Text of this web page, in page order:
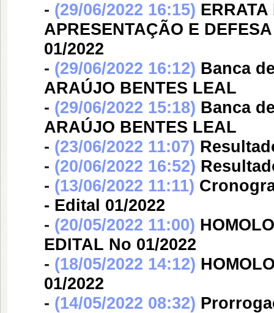
- (29/06/2022 16:15) ERRATA
APRESENTAÇÃO E
01/2022
- (29/06/2022 16:12) Banca
ARAÚJO BENTES LEAL
- (29/06/2022 15:18) Banca
ARAÚJO BENTES LEAL
- (23/06/2022 11:07)
- (20/06/2022 16:52)
- (13/06/2022 11:11)
- Edital 01/2022
- (20/05/2022 11:00)
EDITAL No 01/2022
- (18/05/2022 14:12)
01/2022
- (14/05/2022 08:32)